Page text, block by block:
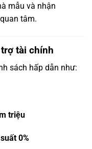
mẫu và nhận
tâm.
tài chính
sách hấp dẫn như:
triệu
0%